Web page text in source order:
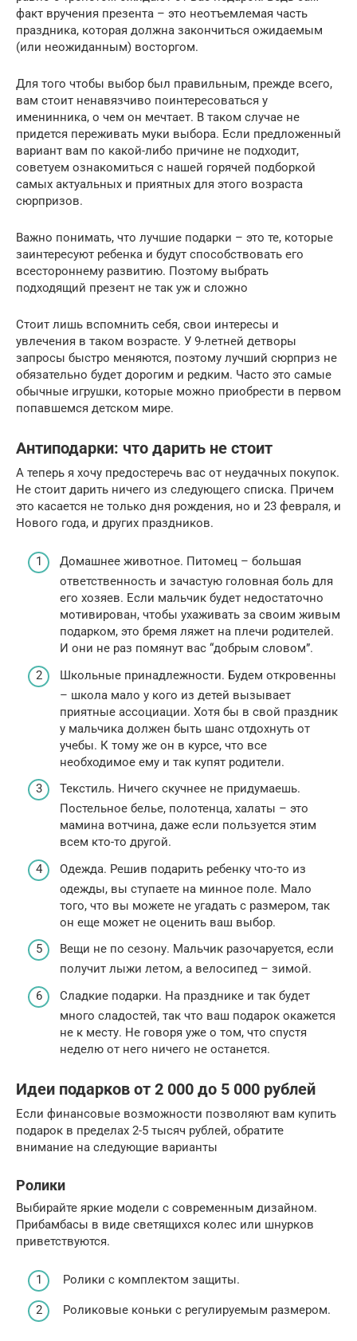
факт вручения презента – это неотъемлемая часть
праздника, которая должна закончиться ожидаемым
(или неожиданным) восторгом.
Для того чтобы выбор был правильным, прежде всего,
вам стоит ненавязчиво поинтересоваться у
именинника, о чем он мечтает. В таком случае не
придется переживать муки выбора. Если предложенный
вариант вам по какой-либо причине не подходит,
советуем ознакомиться с нашей горячей подборкой
самых актуальных и приятных для этого возраста
сюрпризов.
Важно понимать, что лучшие подарки – это те, которые
заинтересуют ребенка и будут способствовать его
всестороннему развитию. Поэтому выбрать
подходящий презент не так уж и сложно
Стоит лишь вспомнить себя, свои интересы и
увлечения в таком возрасте. У 9-летней детворы
запросы быстро меняются, поэтому лучший сюрприз не
обязательно будет дорогим и редким. Часто это самые
обычные игрушки, которые можно приобрести в первом
попавшемся детском мире.
Антиподарки: что дарить не стоит
А теперь я хочу предостеречь вас от неудачных покупок.
Не стоит дарить ничего из следующего списка. Причем
это касается не только дня рождения, но и 23 февраля, и
Нового года, и других праздников.
Домашнее животное. Питомец – большая
ответственность и зачастую головная боль для
его хозяев. Если мальчик будет недостаточно
мотивирован, чтобы ухаживать за своим живым
подарком, это бремя ляжет на плечи родителей.
И они не раз помянут вас “добрым словом”.
Школьные принадлежности. Будем откровенны
– школа мало у кого из детей вызывает
приятные ассоциации. Хотя бы в свой праздник
у мальчика должен быть шанс отдохнуть от
учебы. К тому же он в курсе, что все
необходимое ему и так купят родители.
Текстиль. Ничего скучнее не придумаешь.
Постельное белье, полотенца, халаты – это
мамина вотчина, даже если пользуется этим
всем кто-то другой.
Одежда. Решив подарить ребенку что-то из
одежды, вы ступаете на минное поле. Мало
того, что вы можете не угадать с размером, так
он еще может не оценить ваш выбор.
Вещи не по сезону. Мальчик разочаруется, если
получит лыжи летом, а велосипед – зимой.
Сладкие подарки. На празднике и так будет
много сладостей, так что ваш подарок окажется
не к месту. Не говоря уже о том, что спустя
неделю от него ничего не останется.
Идеи подарков от 2 000 до 5 000 рублей
Если финансовые возможности позволяют вам купить
подарок в пределах 2-5 тысяч рублей, обратите
внимание на следующие варианты
Ролики
Выбирайте яркие модели с современным дизайном.
Прибамбасы в виде светящихся колес или шнурков
приветствуются.
Ролики с комплектом защиты.
Роликовые коньки с регулируемым размером.